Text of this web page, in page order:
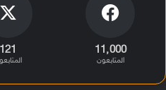
11٬000
المتابعون
121